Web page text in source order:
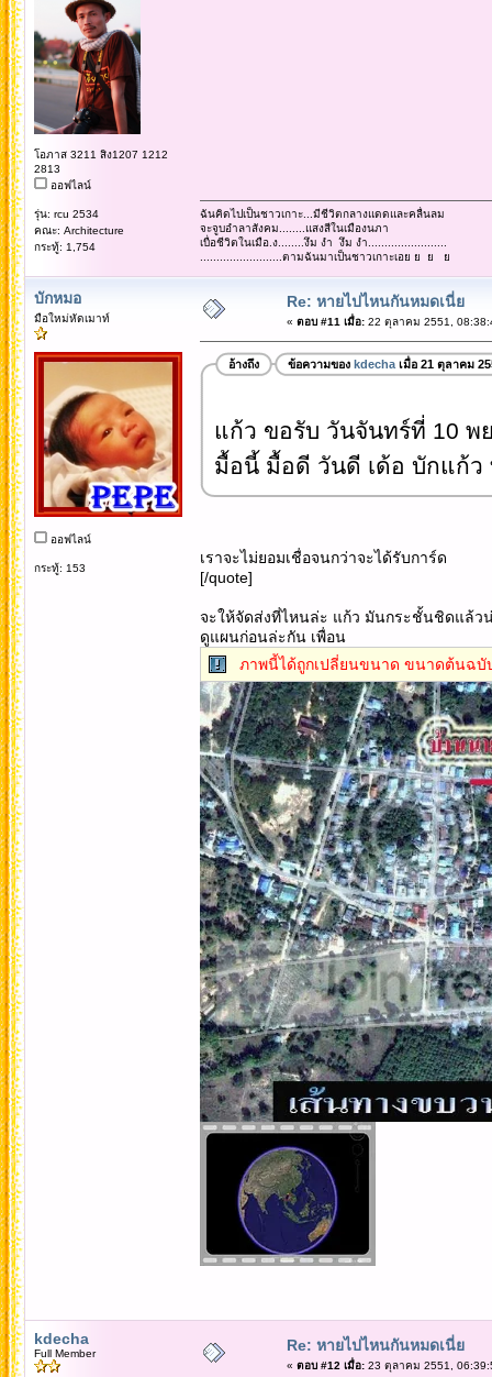
โอภาส 3211 สิง1207 1212
2813
ออฟไลน์
รุ่น: rcu 2534
คณะ: Architecture
กระทู้: 1,754
ฉันคิดไปเป็นชาวเกาะ...มีชีวิตกลางแดดและคลื่นลม
จะจูบอำลาสังคม........แสงสีในเมืองนภา
เบื่อชีวิตในเมือ.ง........งึม งำ งึม งำ........................
.........................ตามฉันมาเป็นชาวเกาะเอย ย ย ย
บักหมอ
มือใหม่หัดเมาท์
ออฟไลน์
กระทู้: 153
Re: หายไปไหนกันหมดเนี่ย
« ตอบ #11 เมื่อ:22 ตุลาคม 2551,
อ้างถึง ข้อความของ kdechaเมื่อ 21 ตุลาคม
แก้ว ขอรับ วันจันทร์ที่ 10 พ
มื้อนี้ มื้อดี วันดี เด้อ บักแก้ว
เราจะไม่ยอมเชื่อจนกว่าจะได้รับการ์ด
[/quote]
จะให้จัดส่งที่ไหนล่ะ แก้ว มันกระชั้นชิดแล้ว
ดูแผนก่อนล่ะกัน เพื่อน
ภาพนี้ได้ถูกเปลี่ยนขนาด ขนาดต้นฉบั
kdecha
Full Member Re: หายไปไหนกันหมดเนี่ย
« ตอบ #12 เมื่อ:23 ตุลาคม 2551,